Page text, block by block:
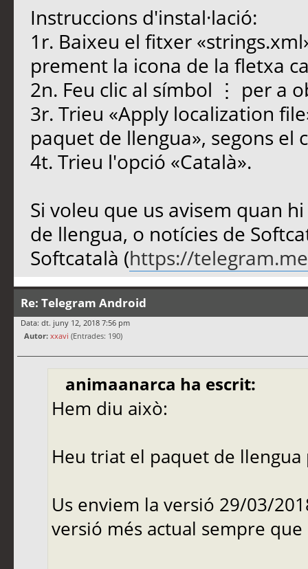
Instruccions d'instal·lació:
1r. Baixeu el fitxer
prement la icona de la fletxa
2n. Feu clic al símbol ⋮ per a
3r. Trieu «Apply localization
paquet de llengua», segons el
4t. Trieu l'opció «Català».
Si voleu que us avisem quan
de llengua, o notícies de
Softcatalà (https://
Re: Telegram Android
Data: dt. juny 12, 2018 7:56 pm
Autor: xxavi (Entrades: 190)
animaanarca ha escrit:
Hem diu això:
Heu triat el paquet de
Us enviem la versió 29/03/
versió més actual sempre